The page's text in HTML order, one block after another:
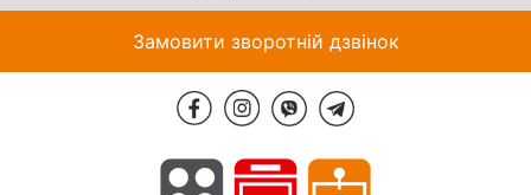
Замовити зворотній дзвінок